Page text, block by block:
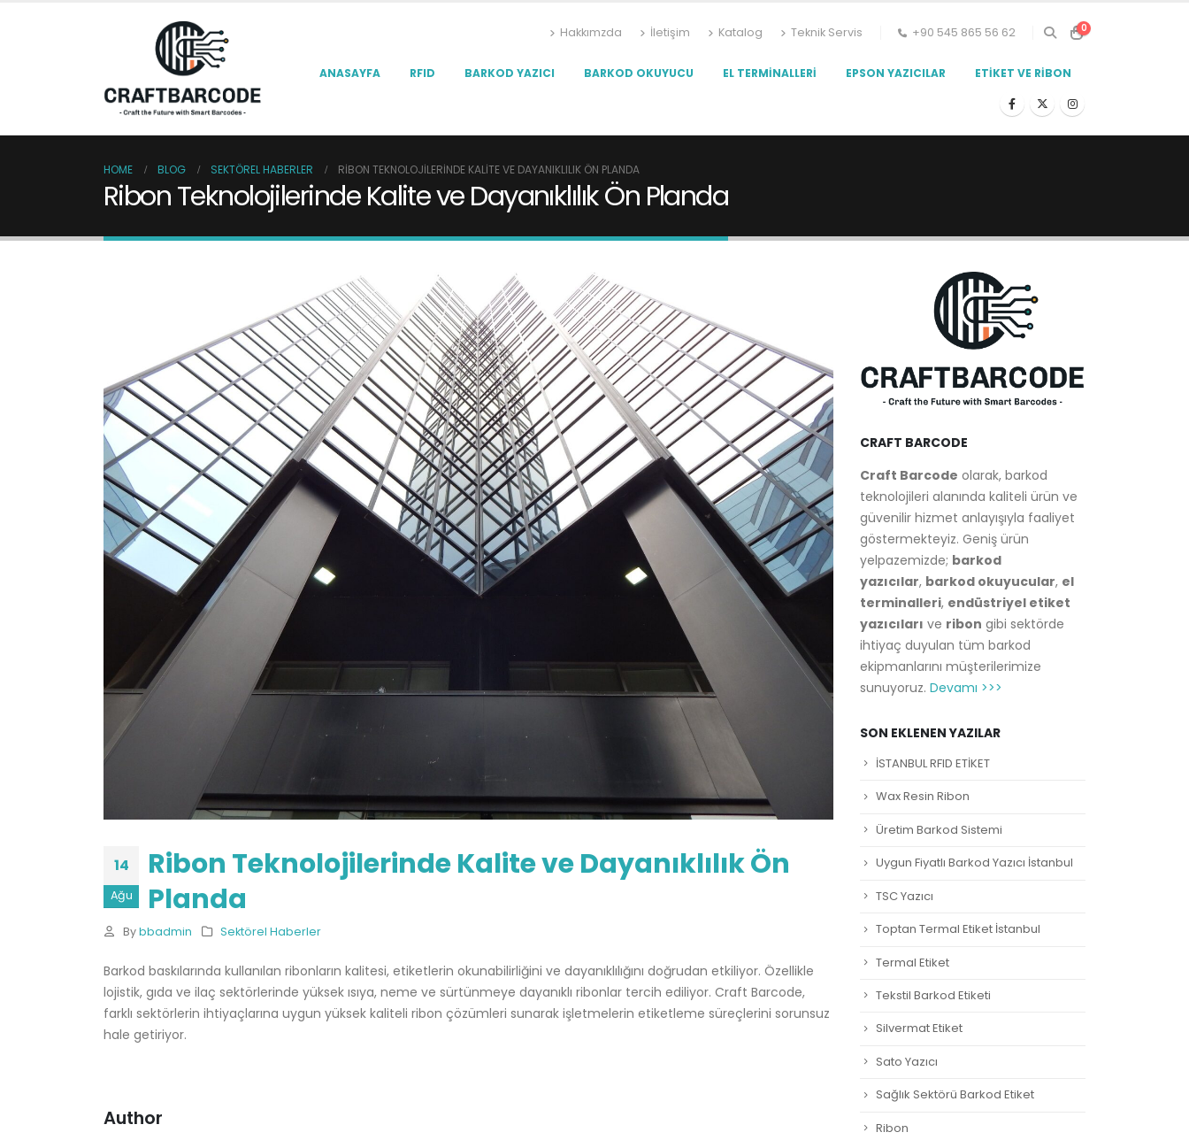
Hakkımzda İletişim Katalog Teknik Servis +90 545 865 56 62 0
ANASAYFA RFID BARKOD YAZICI BARKOD OKUYUCU EL TERMINALLERI EPSON YAZICILAR ETIKET VE RIBON
HOME BLOG SEKTÖREL HABERLER RIBON TEKNOLOJILERINDE KALITE VE DAYANIKLILIK ÖN PLANDA
Ribon Teknolojilerinde Kalite ve Dayanıklılık Ön Planda
14
Ağu
Ribon Teknolojilerinde Kalite ve Dayanıklılık Ön
Planda
By bbadmin Sektörel Haberler
Barkod baskılarında kullanılan ribonların kalitesi, etiketlerin okunabilirliğini ve dayanıklılığını doğrudan etkiliyor. Özellikle
lojistik, gıda ve ilaç sektörlerinde yüksek ısıya, neme ve sürtünmeye dayanıklı ribonlar tercih ediliyor. Craft Barcode,
farklı sektörlerin ihtiyaçlarına uygun yüksek kaliteli ribon çözümleri sunarak işletmelerin etiketleme süreçlerini sorunsuz
hale getiriyor.
Author
CRAFT BARCODE
Craft Barcode olarak, barkod
teknolojileri alanında kaliteli ürün ve
güvenilir hizmet anlayışıyla faaliyet
göstermekteyiz. Geniş ürün
yelpazemizde; barkod
yazıcılar, barkod okuyucular, el
terminalleri, endüstriyel etiket
yazıcıları ve ribon gibi sektörde
ihtiyaç duyulan tüm barkod
ekipmanlarını müşterilerimize
sunuyoruz. Devamı >>>
SON EKLENEN YAZILAR
İSTANBUL RFID ETİKET
Wax Resin Ribon
Üretim Barkod Sistemi
Uygun Fiyatlı Barkod Yazıcı İstanbul
TSC Yazıcı
Toptan Termal Etiket İstanbul
Termal Etiket
Tekstil Barkod Etiketi
Silvermat Etiket
Sato Yazıcı
Sağlık Sektörü Barkod Etiket
Ribon